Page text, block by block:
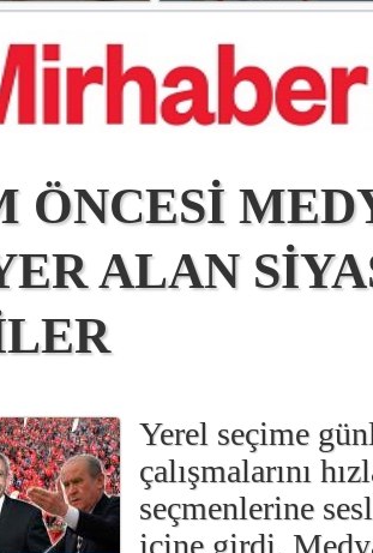
ÖNCESİ
ALAN
Yerel seçime
çalışmalarını
seçmenlerine
içine girdi.